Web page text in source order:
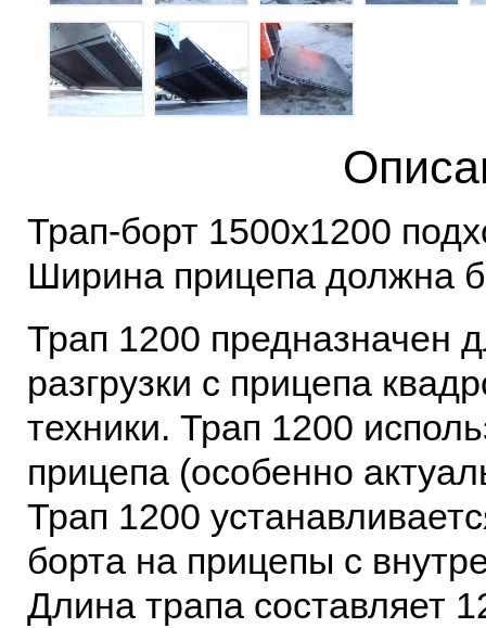
Трап-борт 1500х1200
Ширина прицепа должна
Трап 1200 предназначен
разгрузки с прицепа
техники. Трап 1200
прицепа (особенно
Трап 1200
борта на прицепы с
Длина трапа составляет